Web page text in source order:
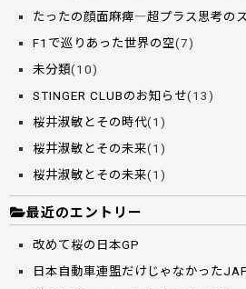
たったの顔面麻痺―超プラス思考の
F1で巡りあった世界の空(7)
未分類(10)
STINGER CLUBのお知らせ(13)
桜井淑敏とその時代(1)
桜井淑敏とその未来(1)
桜井淑敏とその未来(1)
最近のエントリー
改めて桜の日本GP
日本自動車連盟だけじゃなかった